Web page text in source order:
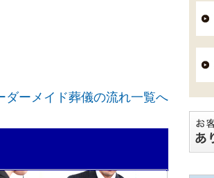
ダーメイド葬儀の流れ一覧へ